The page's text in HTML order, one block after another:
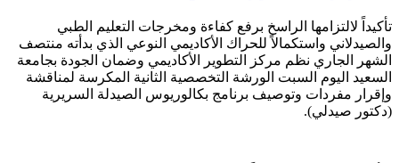
تأكيداً لالتزامها الراسخ برفع كفاءة ومخرجات التعليم الطبي
والصيدلاني واستكمالاً للحراك الأكاديمي النوعي الذي بدأته منتصف
الشهر الجاري نظم مركز التطوير الأكاديمي وضمان الجودة بجامعة
السعيد اليوم السبت الورشة التخصصية الثانية المكرسة لمناقشة
وإقرار مفردات وتوصيف برنامج بكالوريوس الصيدلة السريرية
(دكتور صيدلي).